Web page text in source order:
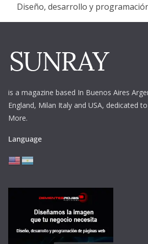
Diseño, desarrollo y
is a magazine based In Buenos Aires
England, Milan Italy and USA, dedicated
More.
Language